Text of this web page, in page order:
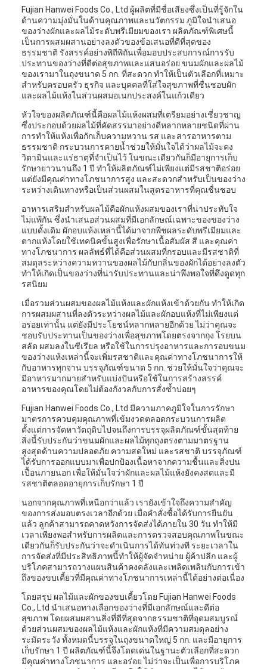
Fujian Hanwei Foods Co., Ltd ผู้ผลิตที่มีชื่อเสียงซึ่งเป็นที่รู้จักใน
ด้านความมุ่งมั่นในด้านคุณภาพและนวัตกรรม ภูมิใจนำเสนอ
ของว่างผักและผลไม้ระดับพรีเมียมของเรา ผลิตภัณฑ์พิเศษนี้
เป็นการผสมผสานอย่างลงตัวของข้อเสนอที่ดีที่สุดของ
ธรรมชาติ รังสรรค์อย่างพิถีพิถันเพื่อมอบประสบการณ์การรับ
ประทานของว่างที่ดีต่อสุขภาพและแสนอร่อย ขนมผักและผลไม้
ของเรามาในถุงขนาด 5 กก. ที่สะดวก ทำให้เป็นตัวเลือกที่เหมาะ
สำหรับครอบครัว ธุรกิจ และบุคคลที่ใส่ใจสุขภาพที่ชื่นชอบผัก
และผลไม้แห้งในส่วนผสมอเนกประสงค์ในแก้วเดียว
หัวใจของผลิตภัณฑ์นี้คือผลไม้แห้งผสมที่เตรียมอย่างเชี่ยวชาญ
ซึ่งประกอบด้วยผลไม้ที่คัดสรรมาอย่างดีหลากหลายชนิดที่ผ่าน
การทำให้แห้งเพื่อกักเก็บความหวาน รส และสารอาหารตาม
ธรรมชาติ กระบวนการคายน้ำช่วยให้มั่นใจได้ว่าผลไม้จะคง
วิตามินและแร่ธาตุที่จำเป็นไว้ ในขณะเดียวกันก็มีอายุการเก็บ
รักษายาวนานถึง 1 ปี ทำให้ผลิตภัณฑ์ไม่เพียงแต่มีรสชาติอร่อย
แต่ยังมีคุณค่าทางโภชนาการสูง และสะดวกสำหรับเป็นของว่าง
ระหว่างเดินทางหรือเป็นส่วนผสมในสูตรอาหารที่คุณชื่นชอบ
อาหารเสริมสำหรับผลไม้คือผักแห้งผสมของเราที่น่าประทับใจ
ไม่แพ้กัน ซึ่งนำเสนอส่วนผสมที่มีเอกลักษณ์เฉพาะของของว่าง
แบบดั้งเดิม ผักอบแห้งเหล่านี้ได้มาจากพืชผลระดับพรีเมียมและ
ตากแห้งโดยใช้เทคนิคขั้นสูงเพื่อรักษาเนื้อสัมผัส สี และคุณค่า
ทางโภชนาการ ผลลัพธ์ที่ได้คือส่วนผสมที่กรอบและมีรสชาติที่
สมดุลระหว่างความหวานของผลไม้กับกลิ่นของผักได้อย่างลงตัว
ทำให้เกิดเป็นของว่างที่น่ารับประทานและน่าพึงพอใจที่ดึงดูดทุก
รสนิยม
เมื่อรวมส่วนผสมของผลไม้แห้งและผักแห้งเข้าด้วยกัน ทำให้เกิด
การผสมผสานที่ลงตัวระหว่างผลไม้และผักอบแห้งที่ไม่เพียงแต่
อร่อยเท่านั้น แต่ยังมีประโยชน์หลากหลายอีกด้วย ไม่ว่าคุณจะ
ชอบรับประทานเป็นของว่างเพื่อสุขภาพโดยตรงจากถุง โรยบน
สลัด ผสมลงในซีเรียล หรือใช้ในการปรุงอาหารและการอบขนม
ของว่างแห้งเหล่านี้จะเพิ่มรสชาติและคุณค่าทางโภชนาการให้
กับอาหารทุกจาน บรรจุภัณฑ์ขนาด 5 กก. ช่วยให้มั่นใจว่าคุณจะ
มีอาหารมากมายสำหรับแบ่งปันหรือใช้ในการสร้างสรรค์
อาหารของคุณโดยไม่ต้องกังวลกับการสั่งซ้ำบ่อยๆ
Fujian Hanwei Foods Co., Ltd มีความภาคภูมิใจในการรักษา
มาตรการควบคุมคุณภาพที่เข้มงวดตลอดกระบวนการผลิต
ตั้งแต่การจัดหาวัตถุดิบไปจนถึงการบรรจุผลิตภัณฑ์ขั้นสุดท้าย
สิ่งนี้รับประกันว่าขนมผักและผลไม้ทุกถุงตรงตามมาตรฐาน
สูงสุดด้านความปลอดภัย ความสดใหม่ และรสชาติ บรรจุภัณฑ์
ได้รับการออกแบบมาเพื่อปกป้องเนื้อหาจากความชื้นและสิ่งปน
เปื้อนภายนอก เพื่อให้มั่นใจว่าผักและผลไม้แห้งยังคงสดและมี
รสชาติตลอดอายุการเก็บรักษา 1 ปี
นอกจากคุณภาพที่เหนือกว่าแล้ว เรายังเข้าใจถึงความสำคัญ
ของการส่งมอบตรงเวลาอีกด้วย เมื่อคำสั่งซื้อได้รับการยืนยัน
แล้ว ลูกค้าสามารถคาดหวังการจัดส่งได้ภายใน 30 วัน ทำให้มี
เวลาเพียงพอสำหรับการผลิตและการตรวจสอบคุณภาพในขณะ
เดียวกันก็รับประกันว่าจะดำเนินการได้ทันท่วงที ระยะเวลาใน
การจัดส่งที่มีประสิทธิภาพนี้ทำให้ผู้จัดจำหน่าย ผู้ค้าปลีก และผู้
บริโภคสามารถวางแผนสินค้าคงคลังและเพลิดเพลินกับการเข้า
ถึงของขบเคี้ยวที่มีคุณค่าทางโภชนาการเหล่านี้ได้อย่างต่อเนื่อง
โดยสรุป ผลไม้และผักของขบเคี้ยวโดย Fujian Hanwei Foods
Co., Ltd นำเสนอทางเลือกของว่างที่มีเอกลักษณ์และดีต่อ
สุขภาพ โดยผสมผสานสิ่งที่ดีที่สุดจากธรรมชาติที่อุดมสมบูรณ์
ด้วยส่วนผสมของผลไม้แห้งและผักแห้งที่มีความสมดุลอย่าง
ระมัดระวัง ทั้งหมดนี้บรรจุในถุงขนาดใหญ่ 5 กก. และมีอายุการ
เก็บรักษา 1 ปี ผลิตภัณฑ์นี้จึงโดดเด่นในฐานะตัวเลือกที่สะดวก
มีคุณค่าทางโภชนาการ และอร่อย ไม่ว่าจะเป็นเพื่อการบริโภค